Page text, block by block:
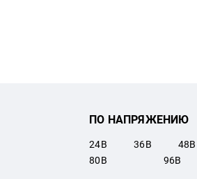
ПО НАПРЯЖЕНИЮ
24В 36В 48В
80В 96В